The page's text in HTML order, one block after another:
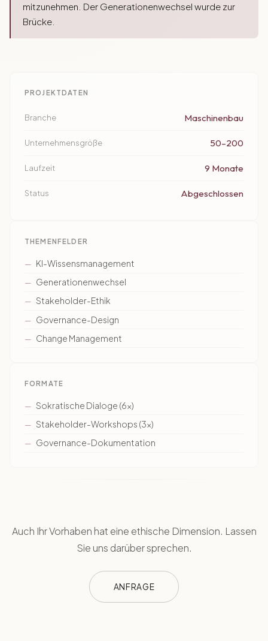
mitzunehmen. Der Generationenwechsel wurde zur
Brücke.
PROJEKTDATEN
Branche Maschinenbau
Unternehmensgröße 50–200
Laufzeit 9 Monate
Status Abgeschlossen
THEMENFELDER
KI-Wissensmanagement
Generationenwechsel
Stakeholder-Ethik
Governance-Design
Change Management
FORMATE
Sokratische Dialoge (6×)
Stakeholder-Workshops (3×)
Governance-Dokumentation
Auch Ihr Vorhaben hat eine ethische Dimension. Lassen
Sie uns darüber sprechen.
ANFRAGE